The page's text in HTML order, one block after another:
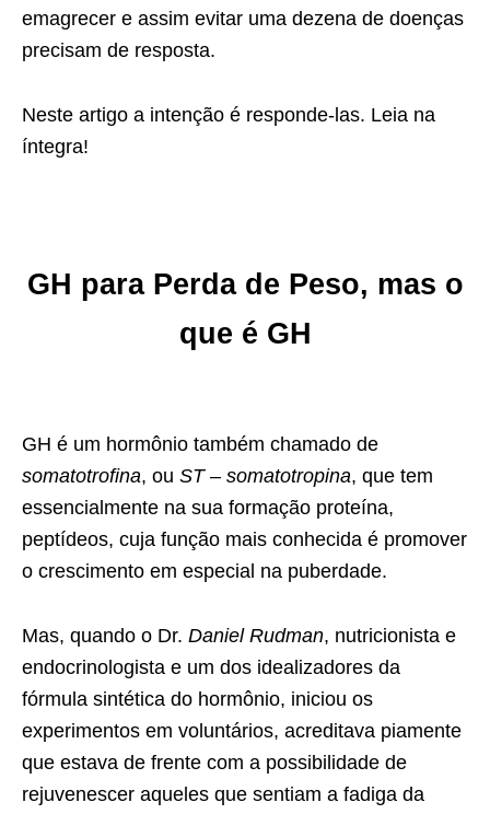
emagrecer e assim evitar uma dezena de doenças
precisam de resposta.
Neste artigo a intenção é responde-las. Leia na
íntegra!
GH para Perda de Peso, mas o
que é GH
GH é um hormônio também chamado de
somatotrofina, ou ST – somatotropina, que tem
essencialmente na sua formação proteína,
peptídeos, cuja função mais conhecida é promover
o crescimento em especial na puberdade.
Mas, quando o Dr. Daniel Rudman, nutricionista e
endocrinologista e um dos idealizadores da
fórmula sintética do hormônio, iniciou os
experimentos em voluntários, acreditava piamente
que estava de frente com a possibilidade de
rejuvenescer aqueles que sentiam a fadiga da